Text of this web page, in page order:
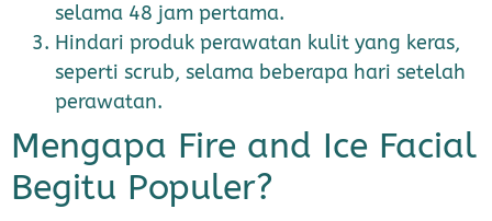
selama 48 jam pertama.
Hindari produk perawatan kulit yang keras,
seperti scrub, selama beberapa hari setelah
perawatan.
Mengapa Fire and Ice Facial
Begitu Populer?